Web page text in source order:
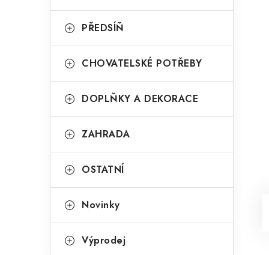
PŘEDSÍŇ
CHOVATELSKÉ POTŘEBY
DOPLŇKY A DEKORACE
ZAHRADA
OSTATNÍ
Novinky
Výprodej